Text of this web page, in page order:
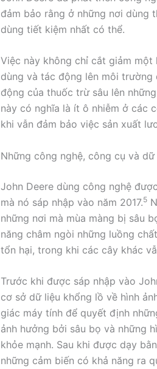
đảm bảo rằng ở những nơi dùng
dùng tiết kiệm nhất có thể.
Việc này không chỉ cắt giảm
dùng và tác động lên môi trường
động của thuốc trừ sâu lên
này có nghĩa là ít ô nhiễm ở các
khi vẫn đảm bảo việc sản xuất
Những công nghệ, công cụ và
John Deere dùng công nghệ
mà nó sáp nhập vào năm 2017.5
những nơi mà mùa màng bị sâu
năng châm ngòi những luồng
tổn hại, trong khi các cây khác
Trước khi được sáp nhập vào
cơ sở dữ liệu khổng lồ về hình
giác máy tính để quyết định
ảnh hưởng bởi sâu bọ và những
khỏe mạnh. Sau khi được dạy
những cảm biến có khả năng ra